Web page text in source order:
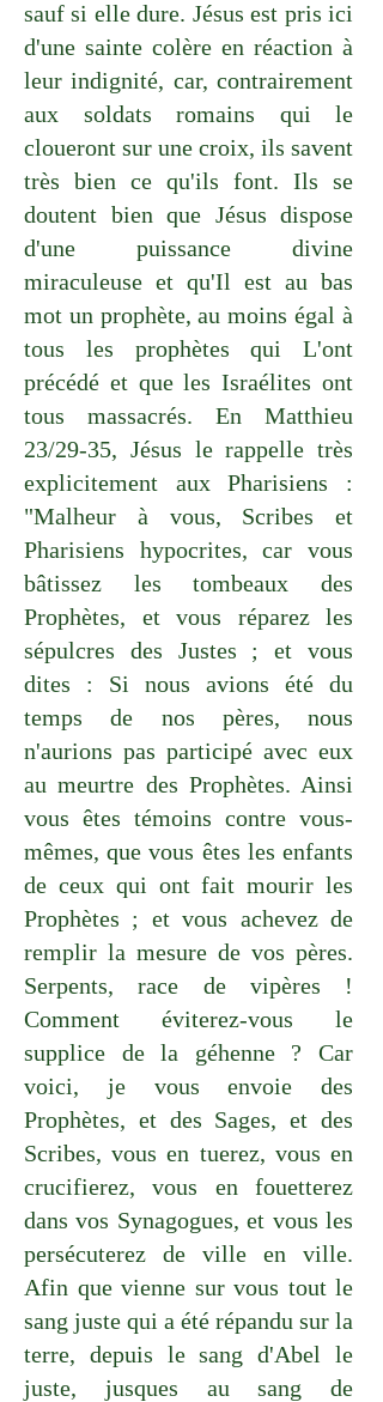
sauf si elle dure. Jésus est pris ici
d'une sainte colère en réaction à
leur indignité, car, contrairement
aux soldats romains qui le
cloueront sur une croix, ils savent
très bien ce qu'ils font. Ils se
doutent bien que Jésus dispose
d'une puissance divine
miraculeuse et qu'Il est au bas
mot un prophète, au moins égal à
tous les prophètes qui L'ont
précédé et que les Israélites ont
tous massacrés. En Matthieu
23/29-35, Jésus le rappelle très
explicitement aux Pharisiens :
"Malheur à vous, Scribes et
Pharisiens hypocrites, car vous
bâtissez les tombeaux des
Prophètes, et vous réparez les
sépulcres des Justes ; et vous
dites : Si nous avions été du
temps de nos pères, nous
n'aurions pas participé avec eux
au meurtre des Prophètes. Ainsi
vous êtes témoins contre vous-
mêmes, que vous êtes les enfants
de ceux qui ont fait mourir les
Prophètes ; et vous achevez de
remplir la mesure de vos pères.
Serpents, race de vipères !
Comment éviterez-vous le
supplice de la géhenne ? Car
voici, je vous envoie des
Prophètes, et des Sages, et des
Scribes, vous en tuerez, vous en
crucifierez, vous en fouetterez
dans vos Synagogues, et vous les
persécuterez de ville en ville.
Afin que vienne sur vous tout le
sang juste qui a été répandu sur la
terre, depuis le sang d'Abel le
juste, jusques au sang de